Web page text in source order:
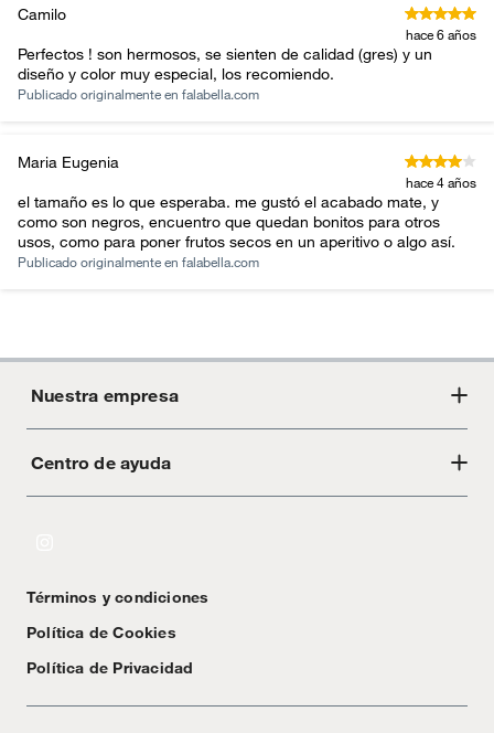
Camilo
hace 6 años
Perfectos ! son hermosos, se sienten de calidad (gres) y un
diseño y color muy especial, los recomiendo.
Publicado originalmente en falabella.com
Maria Eugenia
hace 4 años
el tamaño es lo que esperaba. me gustó el acabado mate, y
como son negros, encuentro que quedan bonitos para otros
usos, como para poner frutos secos en un aperitivo o algo así.
Publicado originalmente en falabella.com
Nuestra empresa
Acerca de Crate
Centro de ayuda
Textos Legales
Términos y condiciones
Política de Cookies
Política de Privacidad